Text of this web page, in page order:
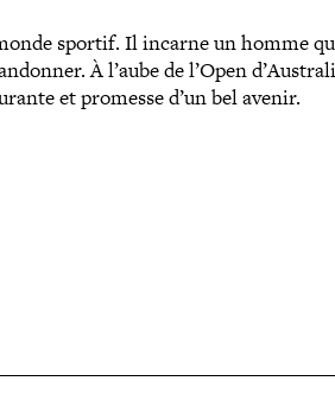
sportif. Il incarne un homme
À l’aube de l’Open
et promesse d’un bel avenir.